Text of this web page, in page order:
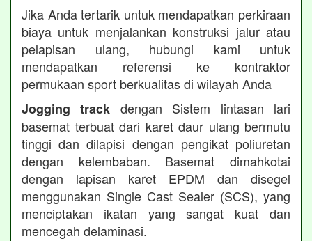
Jika Anda tertarik untuk mendapatkan perkiraan
biaya untuk menjalankan konstruksi jalur atau
pelapisan ulang, hubungi kami untuk
mendapatkan referensi ke kontraktor
permukaan sport berkualitas di wilayah Anda
Jogging track dengan Sistem lintasan lari
basemat terbuat dari karet daur ulang bermutu
tinggi dan dilapisi dengan pengikat poliuretan
dengan kelembaban. Basemat dimahkotai
dengan lapisan karet EPDM dan disegel
menggunakan Single Cast Sealer (SCS), yang
menciptakan ikatan yang sangat kuat dan
mencegah delaminasi.